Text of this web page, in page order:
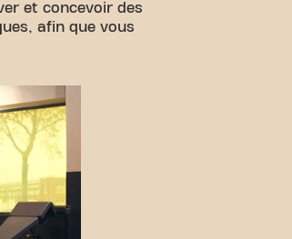
et concevoir des
afin que vous